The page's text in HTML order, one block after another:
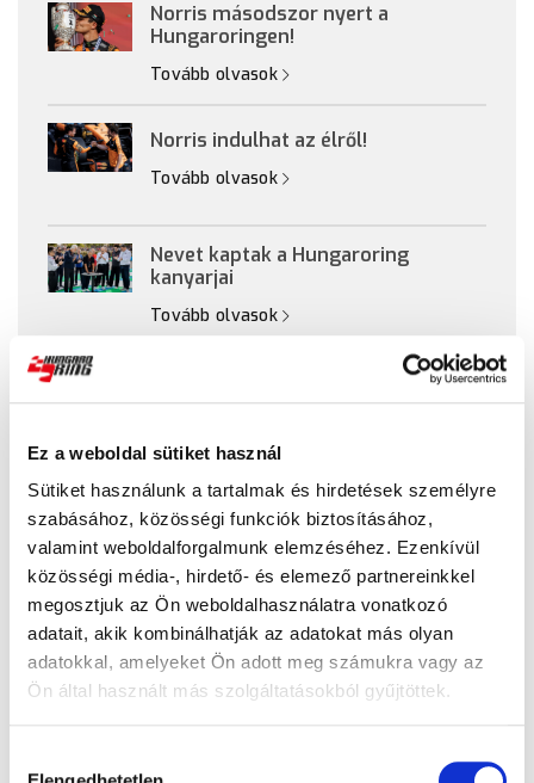
Ez a weboldal sütiket használ
Sütiket használunk a tartalmak és hirdetések személyre
szabásához, közösségi funkciók biztosításához,
valamint weboldalforgalmunk elemzéséhez. Ezenkívül
közösségi média-, hirdető- és elemező partnereinkkel
megosztjuk az Ön weboldalhasználatra vonatkozó
adatait, akik kombinálhatják az adatokat más olyan
adatokkal, amelyeket Ön adott meg számukra vagy az
Ön által használt más szolgáltatásokból gyűjtöttek.
Norris másodszor nyert a
Hungaroringen!
Tovább olvasok
Norris indulhat az élről!
Tovább olvasok
Nevet kaptak a Hungaroring
kanyarjai
Tovább olvasok
Bemutatták az idei Magyar Nagydíj
trófeáit!